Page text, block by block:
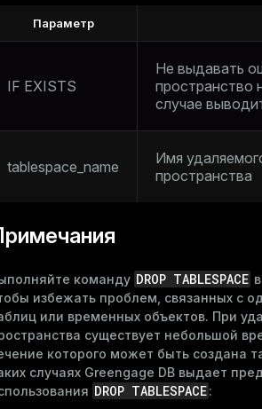
Параметр
IF EXISTS
Не выдавать
пространство
случае
tablespace_name
Имя
пространства
команду DROP TABLESPACE
избежать проблем, связанных с
или временных объектов. При
существует небольшой
которого может быть создана
случаях Greengage DB выдает
DROP TABLESPACE: